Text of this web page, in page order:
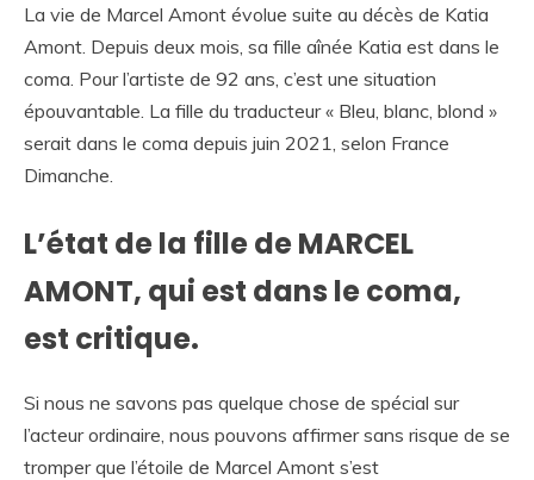
La vie de Marcel Amont évolue suite au décès de Katia
Amont. Depuis deux mois, sa fille aînée Katia est dans le
coma. Pour l’artiste de 92 ans, c’est une situation
épouvantable. La fille du traducteur « Bleu, blanc, blond »
serait dans le coma depuis juin 2021, selon France
Dimanche.
L’état de la fille de MARCEL
AMONT, qui est dans le coma,
est critique.
Si nous ne savons pas quelque chose de spécial sur
l’acteur ordinaire, nous pouvons affirmer sans risque de se
tromper que l’étoile de Marcel Amont s’est